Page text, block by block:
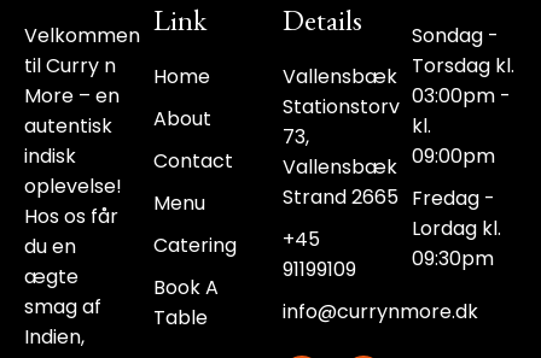
Velkommen
til Curry n
More – en
autentisk
indisk
oplevelse!
Hos os får
du en
ægte
smag af
Indien,
Link
Home
About
Contact
Menu
Catering
Book A
Table
Details
Vallensbæk
Stationstorv
73,
Vallensbæk
Strand 2665
+45
91199109‬
info@currynmore.dk
Sondag -
Torsdag kl.
03:00pm -
kl.
09:00pm
Fredag -
Lordag kl.
09:30pm